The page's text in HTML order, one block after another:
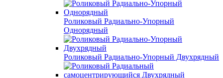
Роликовый Радиально-Упорный
Однорядный
Роликовый Радиально-Упорный Двухрядный